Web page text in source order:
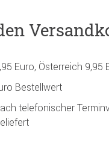
Euro, Österreich 9,95
Bestellwert
telefonischer